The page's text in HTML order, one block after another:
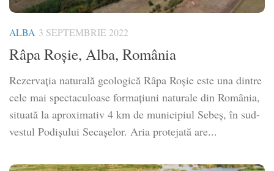
ALBA 3 SEPTEMBRIE 2022
Râpa Roșie, Alba, România
Rezervația naturală geologică Râpa Roșie este una dintre
cele mai spectaculoase formațiuni naturale din România,
situată la aproximativ 4 km de municipiul Sebeș, în sud-
vestul Podișului Secașelor. Aria protejată are...